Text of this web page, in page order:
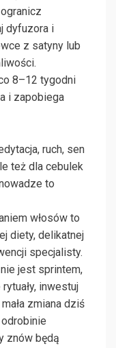
dyfuzora i
z satyny lub
8–12 tygodni
i zapobiega
ruch, sen
też dla cebulek
to
włosów to
diety, delikatnej
specjalisty.
jest sprintem,
inwestuj
zmiana dziś
znów będą